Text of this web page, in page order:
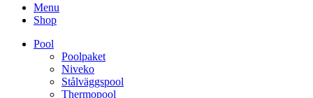
Menu
Shop
Pool
Poolpaket
Niveko
Stålväggspool
Thermopool